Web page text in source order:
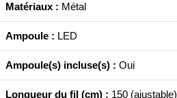
Matériaux : Métal
Ampoule : LED
Ampoule(s) incluse(s) : Oui
Longueur du fil (cm) : 150 (ajustable)